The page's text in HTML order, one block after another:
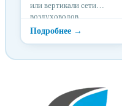
или вертикали сети
воздуховодов.